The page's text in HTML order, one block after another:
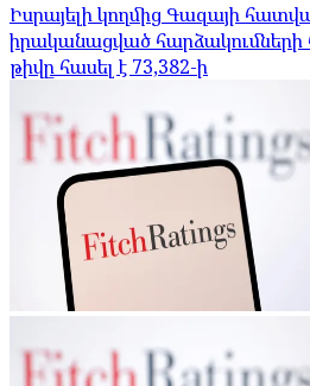
Իսրայելի կողմից Գազայի
իրականացված հարձակումների
թիվը հասել է 73,382-ի